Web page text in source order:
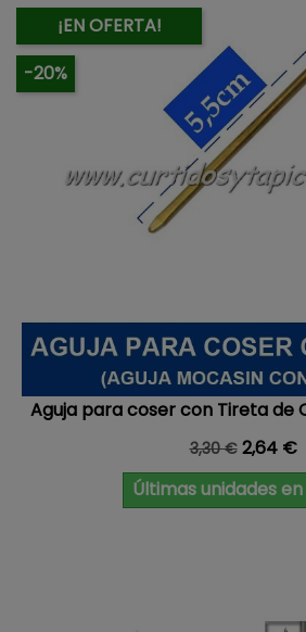
¡EN OFERTA!
-20%
Aguja para coser con Tireta de
Precio base
3,30 € Precio
2,64 €
Últimas unidades